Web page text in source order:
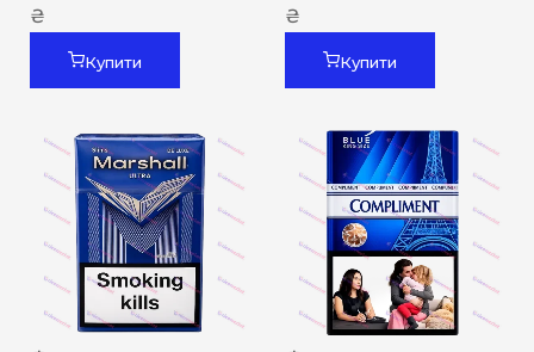
₴
Купити
₴
Купити